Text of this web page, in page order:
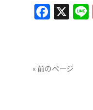
X
« 前のページ